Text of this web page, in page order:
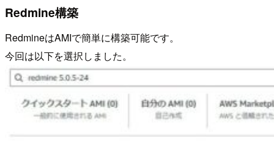
Redmine構築
RedmineはAMIで簡単に構築可能です。
今回は以下を選択しました。